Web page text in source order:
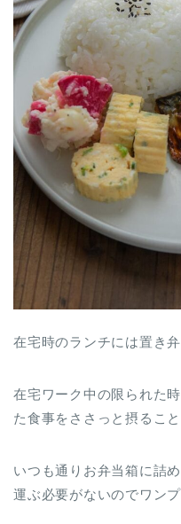
在宅時のランチには置き
在宅ワーク中の限られた
た食事をささっと摂ること
いつも通りお弁当箱に詰
運ぶ必要がないのでワン